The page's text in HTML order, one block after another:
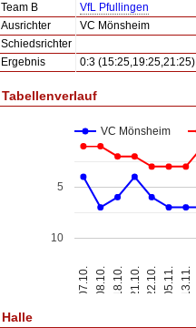
Team B
VfL Pfullingen
Ausrichter
VC Mönsheim
Schiedsrichter
Ergebnis
0:3 (15:25,19:25,21:25)
Tabellenverlauf
VC Mönsheim
07.10. 08.10. 18.10. 21.10. 22.10. 05.11. 13.11.
5
10
Halle